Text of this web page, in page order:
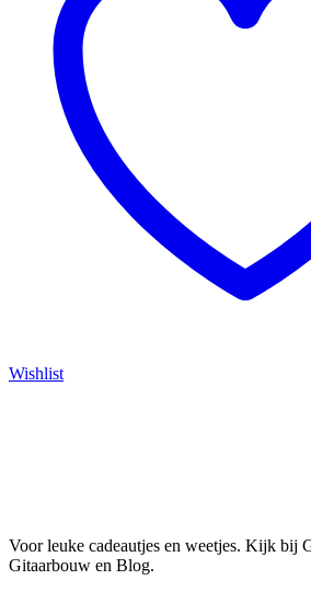
Wishlist
Voor leuke cadeautjes en weetjes. Kijk bij
Gitaarbouw en Blog.